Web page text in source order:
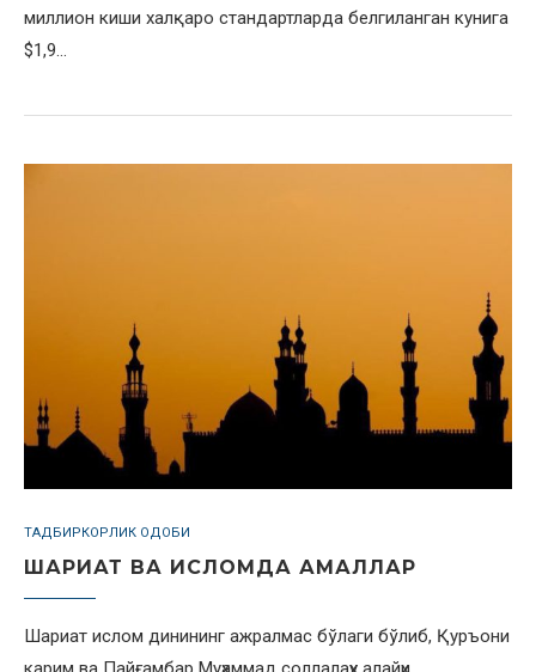
миллион киши халқаро стандартларда белгиланган кунига
$1,9…
ТАДБИРКОРЛИК ОДОБИ
ШАРИАТ ВА ИСЛОМДА АМАЛЛАР
Шариат ислом динининг ажралмас бўлаги бўлиб, Қуръони